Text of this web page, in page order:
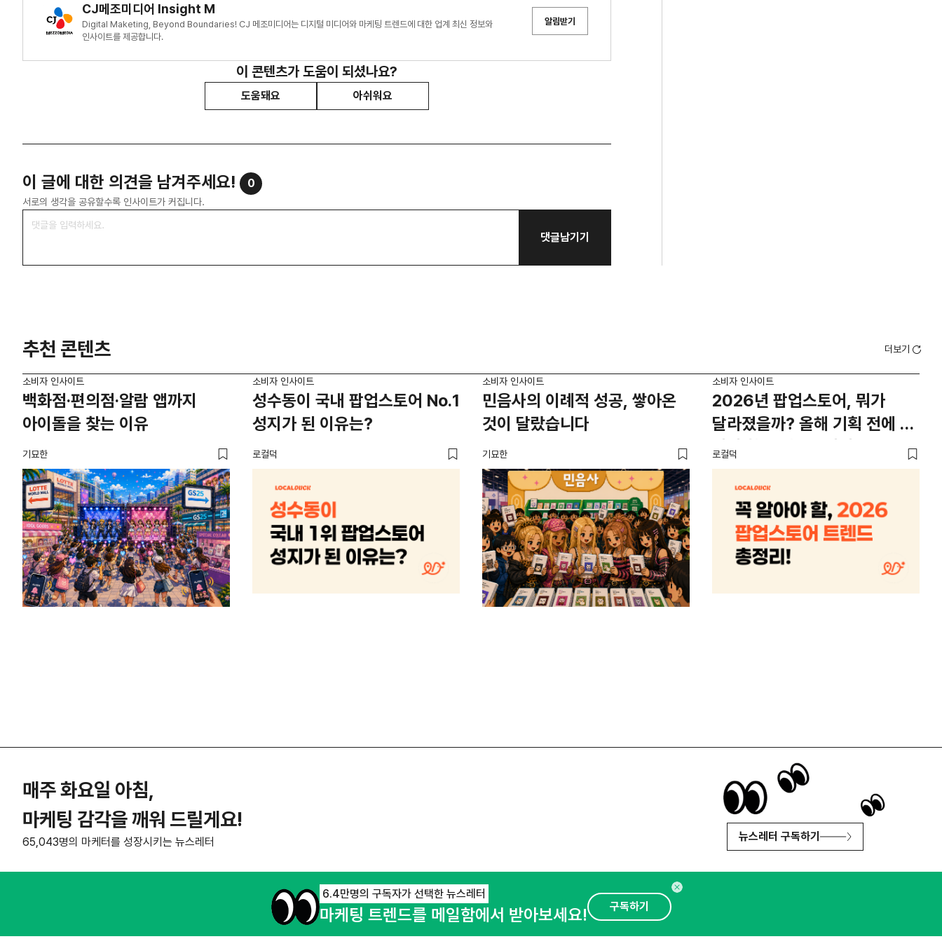
CJ메조미디어 Insight M
Digital Maketing, Beyond Boundaries! CJ 메조미디어는 디지털 미디어와 마케팅 트렌드에 대한 업계 최신 정보와
인사이트를 제공합니다.
알림받기
이 콘텐츠가 도움이 되셨나요?
도움돼요 아쉬워요
이 글에 대한 의견을 남겨주세요! 0
서로의 생각을 공유할수록 인사이트가 커집니다.
댓글남기기
추천 콘텐츠 더보기
소비자 인사이트
백화점·편의점·알람 앱까지
아이돌을 찾는 이유
기묘한
소비자 인사이트
성수동이 국내 팝업스토어 No.1
성지가 된 이유는?
로컬덕
소비자 인사이트
민음사의 이례적 성공, 쌓아온
것이 달랐습니다
기묘한
소비자 인사이트
2026년 팝업스토어, 뭐가
달라졌을까? 올해 기획 전에 꼭
봐야 할 트렌드 4가지
로컬덕
매주 화요일 아침,
마케팅 감각을 깨워 드릴게요!
65,043명의 마케터를 성장시키는 뉴스레터 뉴스레터 구독하기
오픈애즈란 공지사항 제휴문의 인사이터 신청
6.4만명의 구독자가 선택한 뉴스레터
마케팅 트렌드를 메일함에서 받아보세요! 구독하기